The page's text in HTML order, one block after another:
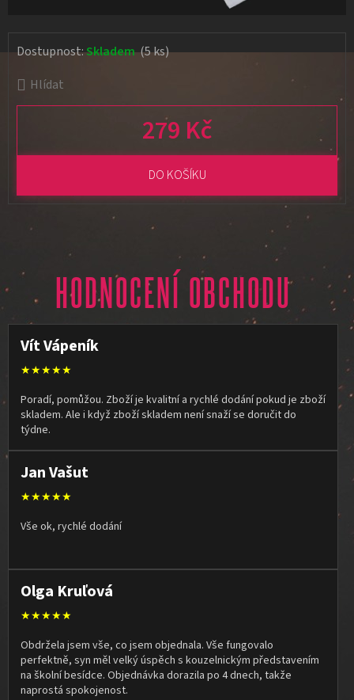
Hlídat
279 Kč
Měrná cena:
DO KOŠÍKU
Dostupnost:Skladem(5 ks)
HODNOCENÍ OBCHODU
Vít Vápeník
★★★★★
Poradí, pomůžou. Zboží je kvalitní a rychlé dodání pokud je zboží
skladem. Ale i když zboží skladem není snaží se doručit do
týdne.
Jan Vašut
★★★★★
Vše ok, rychlé dodání
Olga Kruľová
★★★★★
Obdržela jsem vše, co jsem objednala. Vše fungovalo
perfektně, syn měl velký úspěch s kouzelnickým představením
na školní besídce. Objednávka dorazila po 4 dnech, takže
naprostá spokojenost.